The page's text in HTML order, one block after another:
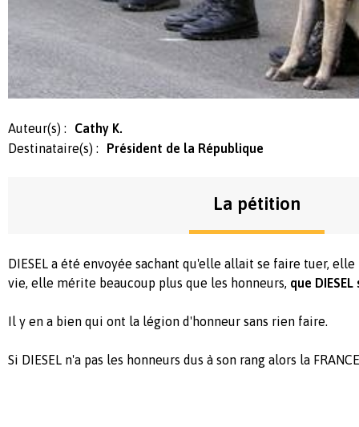
Auteur(s) :
Cathy K.
Destinataire(s) :
Président de la République
La pétition
DIESEL a été envoyée sachant qu'elle allait se faire tuer, elle
vie, elle mérite beaucoup plus que les honneurs, que
Il y en a bien qui ont la légion d'honneur sans rien faire.
Si DIESEL n'a pas les honneurs dus à son rang alors la